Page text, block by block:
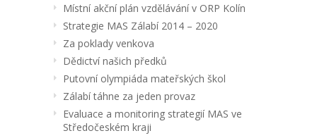
Místní akční plán vzdělávání v ORP Kolín
Strategie MAS Zálabí 2014 – 2020
Za poklady venkova
Dědictví našich předků
Putovní olympiáda mateřských škol
Zálabí táhne za jeden provaz
Evaluace a monitoring strategií MAS ve
Středočeském kraji